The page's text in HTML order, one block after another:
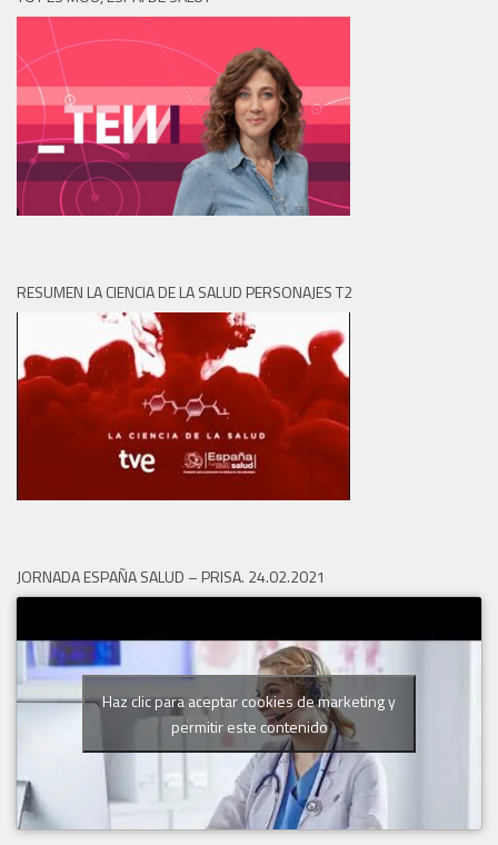
RESUMEN LA CIENCIA DE LA SALUD PERSONAJES T2
JORNADA ESPAÑA SALUD – PRISA. 24.02.2021
Haz clic para aceptar cookies de marketing y
permitir este contenido